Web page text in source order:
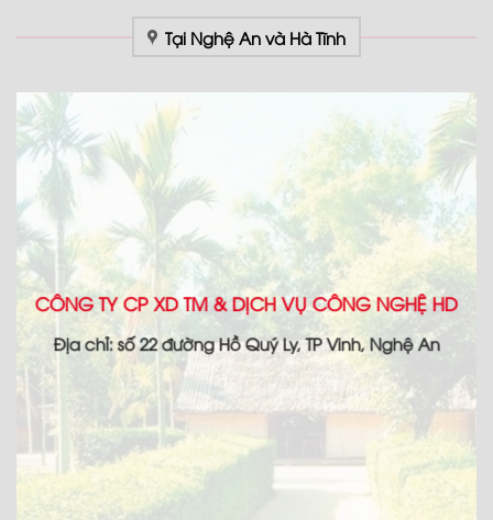
Tại Nghệ An và Hà Tĩnh
CÔNG TY CP XD TM & DỊCH VỤ CÔNG NGHỆ HD
Địa chỉ: số 22 đường Hồ Quý Ly, TP Vinh, Nghệ An